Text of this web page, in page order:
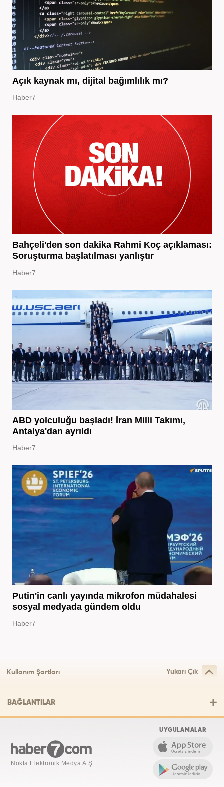
Açık kaynak mı, dijital bağımlılık mı?
Haber7
Bahçeli'den son dakika Rahmi Koç açıklaması:
Soruşturma başlatılması yanlıştır
Haber7
ABD yolculuğu başladı! İran Milli Takımı,
Antalya'dan ayrıldı
Haber7
Putin'in canlı yayında mikrofon müdahalesi
sosyal medyada gündem oldu
Haber7
Kullanım Şartları Yukarı Çık
BAĞLANTILAR
Nokta Elektronik Medya A.Ş.
UYGULAMALAR